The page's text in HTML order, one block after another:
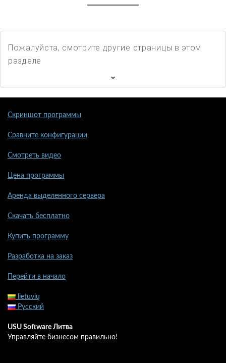
Пожалуйста, смотрите другие страницы в этом
разделе
Скриншот программы
Сравните конфигурации
Смотреть видео
Цена программы
Аренда выделенного сервера
Скачать бесплатно
Купить программу
Разработка на заказ
Перейти в начало
lietuvių
Русский
USU Software Литва
Управляйте бизнесом правильно!